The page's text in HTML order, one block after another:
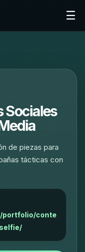
☰
Sociales
de piezas para
tácticas con
portfolio/conte